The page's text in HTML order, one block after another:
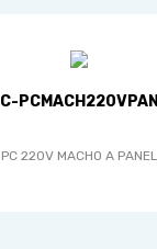
C-PCMACH220VPAN
PC 220V MACHO A PANEL